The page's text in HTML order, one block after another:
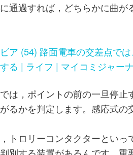
通過すれば，どちらかに曲が
ビア (54) 路面電車の交差点で
る | ライフ | マイコミジャー
は，ポイントの前の一旦停止
るかを判定します。感応式の
トロリーコンタクターといっ
別する装置があるんです。重